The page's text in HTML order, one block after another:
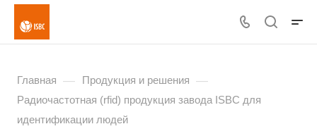
Главная — Продукция и решения —
Радиочастотная (rfid) продукция завода ISBC для
идентификации людей